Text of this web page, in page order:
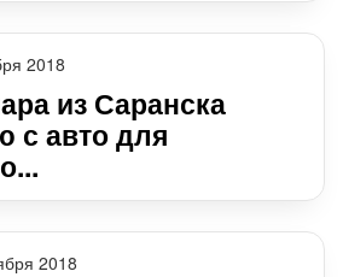
2018
из Саранска
с авто для
2018